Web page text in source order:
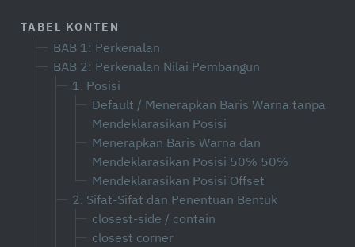
TABEL KONTEN
BAB 1: Perkenalan
BAB 2: Perkenalan Nilai Pembangun
1. Posisi
Default / Menerapkan Baris Warna tanpa
Mendeklarasikan Posisi
Menerapkan Baris Warna dan
Mendeklarasikan Posisi 50% 50%
Mendeklarasikan Posisi Offset
2. Sifat-Sifat dan Penentuan Bentuk
closest-side / contain
closest corner